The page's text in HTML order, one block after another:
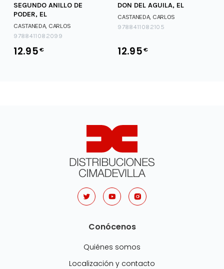
SEGUNDO ANILLO DE
PODER, EL
CASTANEDA, CARLOS
9788411082099
12.95€
DON DEL AGUILA, EL
CASTANEDA, CARLOS
9788411082105
12.95€
Conócenos
Quiénes somos
Localización y contacto